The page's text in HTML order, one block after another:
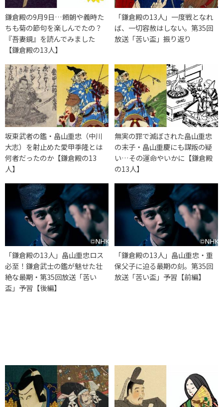
鎌倉殿の9月9日…頼朝や義時た
ちも菊の節句を楽しんでたの？
『吾妻鏡』を読んでみました
【鎌倉殿の13人】
「鎌倉殿の13人」一度戦となれ
ば、一切容赦はしない。第35回
放送「苦い盃」振り返り
坂東武者の鑑・畠山重忠（中川
大志）を射止めた愛甲季隆とは
何者だったのか【鎌倉殿の13
人】
無実の罪で滅ぼされた畠山重忠
の末子・畠山重慶にも謀叛の疑
い…その運命やいかに【鎌倉殿
の13人】
「鎌倉殿の13人」畠山重忠ロス
必至！鎌倉武士の鑑が魅せた壮
絶な最期・第35回放送「苦い
盃」予習【後編】
「鎌倉殿の13人」畠山重忠・重
保父子に迫る最期の刻。第35回
放送「苦い盃」予習【前編】